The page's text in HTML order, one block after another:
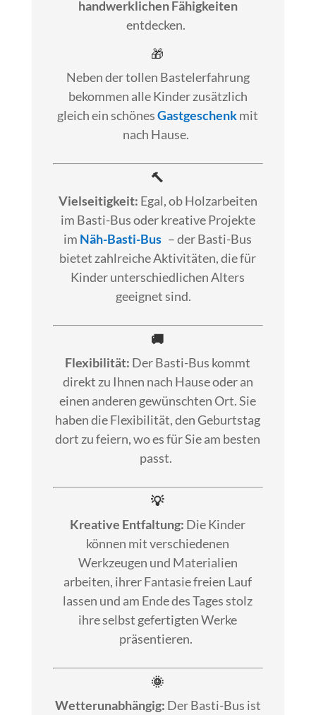
handwerklichen Fähigkeiten
entdecken.
🎁
Neben der tollen Bastelerfahrung
bekommen alle Kinder zusätzlich
gleich ein schönesGastgeschenkmit
nach Hause.
🔨
Vielseitigkeit: Egal, ob Holzarbeiten
im Basti-Bus oder kreative Projekte
im Näh-Basti-Bus – der Basti-Bus
bietet zahlreiche Aktivitäten, die für
Kinder unterschiedlichen Alters
geeignet sind.
🚚
Flexibilität: Der Basti-Bus kommt
direkt zu Ihnen nach Hause oder an
einen anderen gewünschten Ort. Sie
haben die Flexibilität, den Geburtstag
dort zu feiern, wo es für Sie am besten
passt.
💡
Kreative Entfaltung: Die Kinder
können mit verschiedenen
Werkzeugen und Materialien
arbeiten, ihrer Fantasie freien Lauf
lassen und am Ende des Tages stolz
ihre selbst gefertigten Werke
präsentieren.
🌞
Wetterunabhängig: Der Basti-Bus ist